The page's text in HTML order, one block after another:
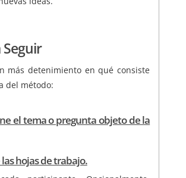
Seguir
más detenimiento en qué consiste
del método:
el tema o pregunta objeto de la
hojas de trabajo.